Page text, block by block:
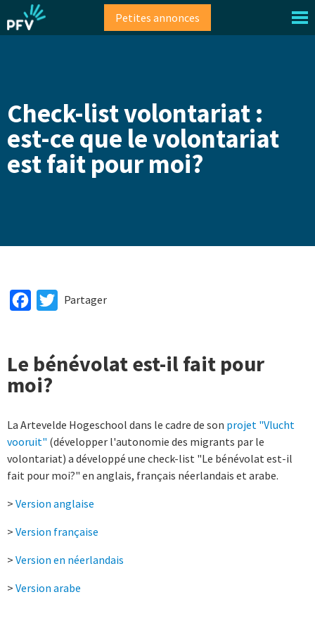
au
contenu
Petites annonces
Check-list volontariat :
est-ce que le volontariat
est fait pour moi?
FacebookTwitter
Partager
Le bénévolat est-il fait pour
moi?
La Artevelde Hogeschool dans le cadre de son projet "Vlucht
vooruit" (développer l'autonomie des migrants par le
volontariat) a développé une check-list "Le bénévolat est-il
fait pour moi?" en anglais, français néerlandais et arabe.
> Version anglaise
> Version française
> Version en néerlandais
> Version arabe